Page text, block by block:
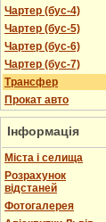
Чартер (бус-4)
Чартер (бус-5)
Чартер (бус-6)
Чартер (бус-7)
Трансфер
Прокат авто
Інформація
Міста і селища
Розрахунок
відстаней
Фотогалерея